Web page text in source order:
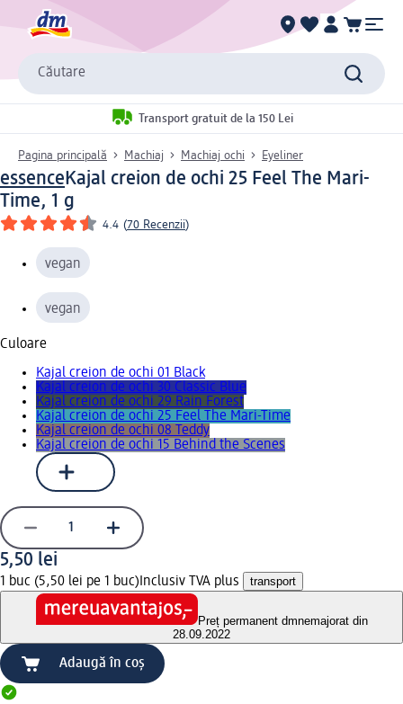
Căutare
Transport gratuit de la 150 Lei
Pagina principală Machiaj Machiaj ochi Eyeliner
essence Kajal creion de ochi 25 Feel The Mari-
Time, 1 g
4.4 (70 Recenzii)
vegan
vegan
Culoare
Kajal creion de ochi 01 Black
Kajal creion de ochi 30 Classic Blue
Kajal creion de ochi 29 Rain Forest
Kajal creion de ochi 25 Feel The Mari-Time
Kajal creion de ochi 08 Teddy
Kajal creion de ochi 15 Behind the Scenes
5,50 lei
1 buc (5,50 lei pe 1 buc) Inclusiv TVA plus transport
Preț permanent dmnemajorat din
28.09.2022
Adaugă în coș